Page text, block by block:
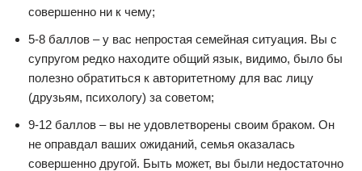
совершенно ни к чему;
5-8 баллов – у вас непростая семейная ситуация. Вы с
супругом редко находите общий язык, видимо, было бы
полезно обратиться к авторитетному для вас лицу
(друзьям, психологу) за советом;
9-12 баллов – вы не удовлетворены своим браком. Он
не оправдал ваших ожиданий, семья оказалась
совершенно другой. Быть может, вы были недостаточно